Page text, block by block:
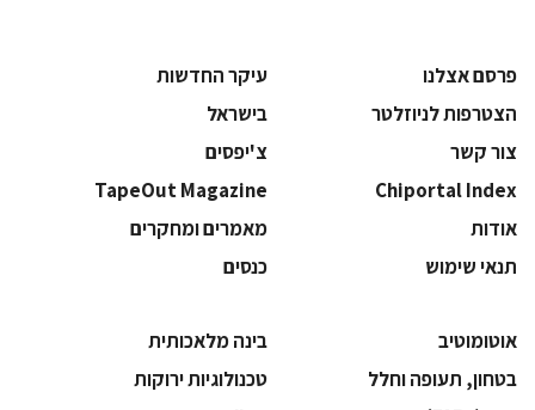
פרסם אצלנו
עיקר החדשות
הצטרפות לניוזלטר
בישראל
צור קשר
צ'יפסים
Chiportal Index
TapeOut Magazine
אודות
מאמרים ומחקרים
תנאי שימוש
כנסים
אוטומוטיב
בינה מלאכותית
בטחון, תעופה וחלל
‫טכנולוגיות ירוקות‬